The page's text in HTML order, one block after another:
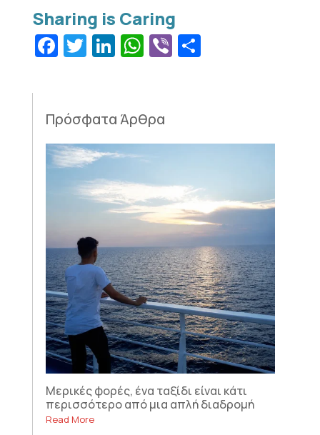
Facebook
Twitter
LinkedIn
WhatsApp
Viber
Πρόσφατα Άρθρα
Μερικές φορές, ένα ταξίδι είναι κάτι
περισσότερο από μια απλή διαδρομή
Read More